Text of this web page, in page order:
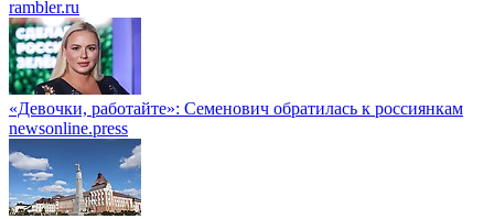
rambler.ru
«Девочки, работайте»: Семенович обратилась к россиянкам
newsonline.press